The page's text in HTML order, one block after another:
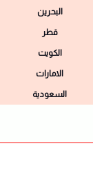
البحرين
قطر
الكويت
الامارات
السعودية